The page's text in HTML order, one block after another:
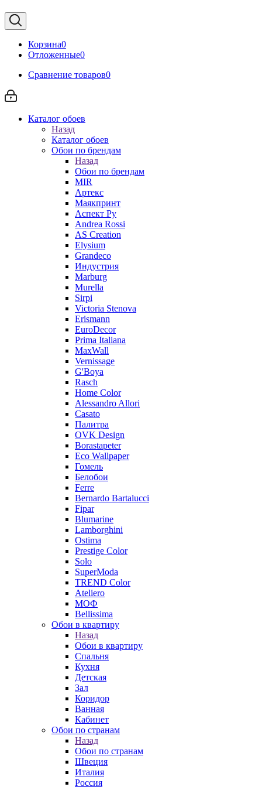
Корзина0
Отложенные0
Сравнение товаров0
Каталог обоев
Назад
Каталог обоев
Обои по брендам
Назад
Обои по брендам
MIR
Артекс
Маякпринт
Аспект Ру
Andrea Rossi
AS Creation
Elysium
Grandeco
Индустрия
Marburg
Murella
Sirpi
Victoria Stenova
Erismann
EuroDecor
Prima Italiana
MaxWall
Vernissage
G'Boya
Rasch
Home Color
Alessandro Allori
Casato
Палитра
OVK Design
Borastapeter
Eco Wallpaper
Гомель
Белобои
Ferre
Bernardo Bartalucci
Fipar
Blumarine
Lamborghini
Ostima
Prestige Color
Solo
SuperModa
TREND Color
Ateliero
МОФ
Bellissima
Обои в квартиру
Назад
Обои в квартиру
Спальня
Кухня
Детская
Зал
Коридор
Ванная
Кабинет
Обои по странам
Назад
Обои по странам
Швеция
Италия
Россия